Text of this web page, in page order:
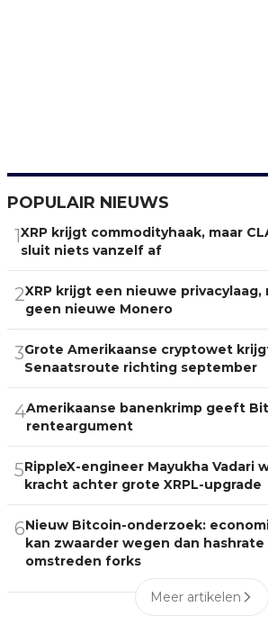
POPULAIR NIEUWS
1XRP krijgt commodityhaak, maar
sluit niets vanzelf af
2XRP krijgt een nieuwe privacylaag,
geen nieuwe Monero
3Grote Amerikaanse cryptowet
Senaatsroute richting september
4Amerikaanse banenkrimp geeft
renteargument
5RippleX-engineer Mayukha Vadari
kracht achter grote XRPL-upgrade
6Nieuw Bitcoin-onderzoek:
kan zwaarder wegen dan hashrate
omstreden forks
Meer artikelen